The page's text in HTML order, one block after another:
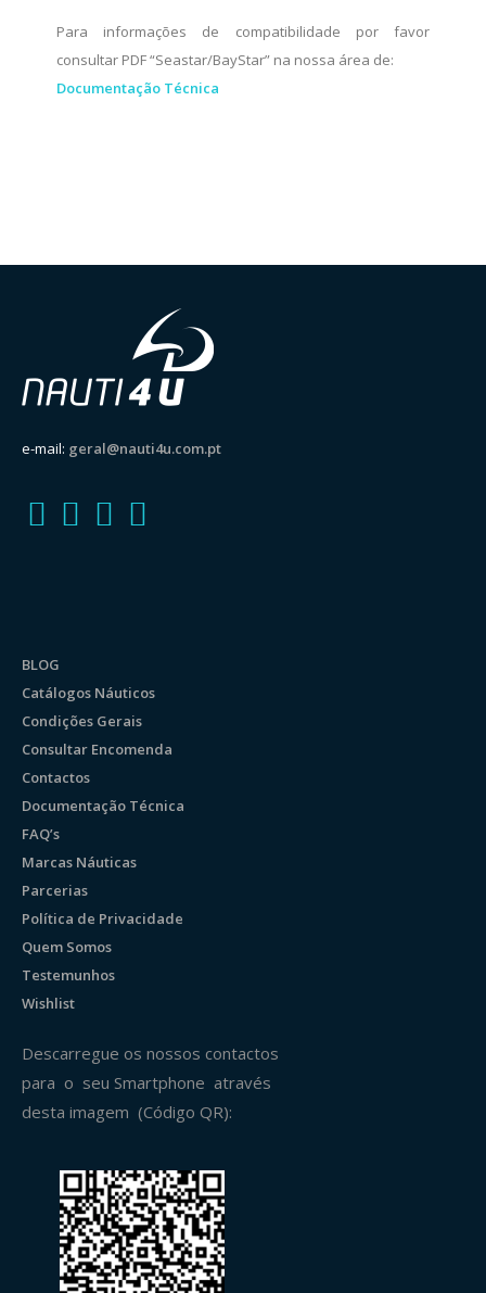
Para informações de compatibilidade por favor
consultar PDF “Seastar/BayStar” na nossa área de:
Documentação Técnica
e-mail: geral@nauti4u.com.pt
BLOG
Catálogos Náuticos
Condições Gerais
Consultar Encomenda
Contactos
Documentação Técnica
FAQ’s
Marcas Náuticas
Parcerias
Política de Privacidade
Quem Somos
Testemunhos
Wishlist
Descarregue os nossos contactos
para o seu Smartphone através
desta imagem (Código QR):